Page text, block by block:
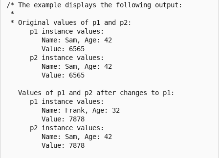
/* The example displays the following output:
*
* Original values of p1 and p2:
      p1 instance values:
         Name: Sam, Age: 42
         Value: 6565
      p2 instance values:
         Name: Sam, Age: 42
         Value: 6565
   Values of p1 and p2 after changes to p1:
      p1 instance values:
         Name: Frank, Age: 32
         Value: 7878
      p2 instance values:
         Name: Sam, Age: 42
         Value: 7878